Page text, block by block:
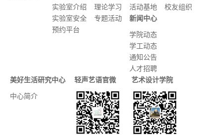
实验室介绍
实验室安全
预约平台
理论学习
专题活动
活动基地
校友组织
新闻中心
学院动态
学工动态
通知公告
人才招聘
美好生活研究中心
中心简介
轻声艺语官微 艺术设计学院